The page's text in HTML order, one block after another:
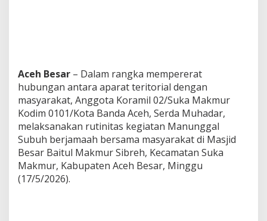
a
t
S
i
l
a
t
u
r
Aceh Besar – Dalam rangka mempererat
hubungan antara aparat teritorial dengan
masyarakat, Anggota Koramil 02/Suka Makmur
Kodim 0101/Kota Banda Aceh, Serda Muhadar,
melaksanakan rutinitas kegiatan Manunggal
Subuh berjamaah bersama masyarakat di Masjid
Besar Baitul Makmur Sibreh, Kecamatan Suka
Makmur, Kabupaten Aceh Besar, Minggu
(17/5/2026).